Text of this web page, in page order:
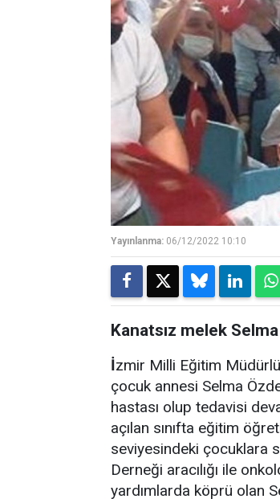
Yayınlanma: 06/12/2022 10:10
Kanatsız melek
İzmir Milli Eğitim
çocuk annesi Selma
hastası olup tedavisi
açılan sınıfta eğitim
seviyesindeki çocuklara
Derneği aracılığı ile
yardımlarda köprü olan